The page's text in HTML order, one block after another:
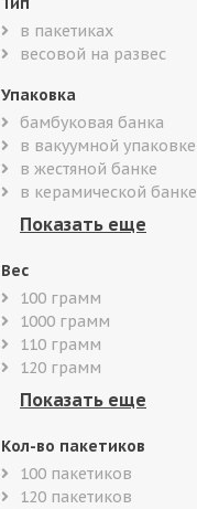
в пакетиках
весовой на развес
Упаковка
бамбуковая банка
в вакуумной упаковке
в жестяной банке
в керамической банке
Вес
100 грамм
1000 грамм
110 грамм
120 грамм
Кол-во пакетиков
100 пакетиков
120 пакетиков